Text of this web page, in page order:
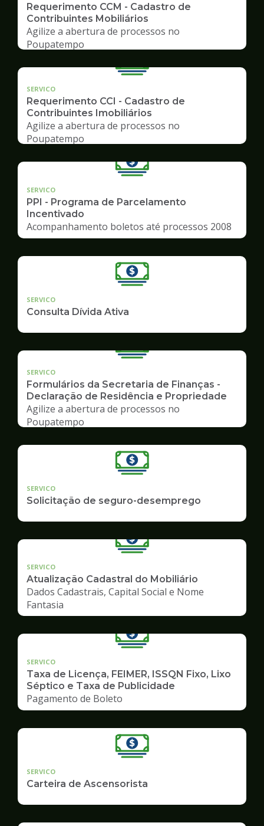
Requerimento CCM - Cadastro de
Contribuintes Mobiliários
Agilize a abertura de processos no
Poupatempo
SERVICO
Requerimento CCI - Cadastro de
Contribuintes Imobiliários
Agilize a abertura de processos no
Poupatempo
SERVICO
PPI - Programa de Parcelamento
Incentivado
Acompanhamento boletos até processos 2008
SERVICO
Consulta Dívida Ativa
SERVICO
Formulários da Secretaria de Finanças -
Declaração de Residência e Propriedade
Agilize a abertura de processos no
Poupatempo
SERVICO
Solicitação de seguro-desemprego
SERVICO
Atualização Cadastral do Mobiliário
Dados Cadastrais, Capital Social e Nome
Fantasia
SERVICO
Taxa de Licença, FEIMER, ISSQN Fixo, Lixo
Séptico e Taxa de Publicidade
Pagamento de Boleto
SERVICO
Carteira de Ascensorista